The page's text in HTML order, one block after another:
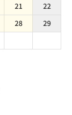
21
22
28
29